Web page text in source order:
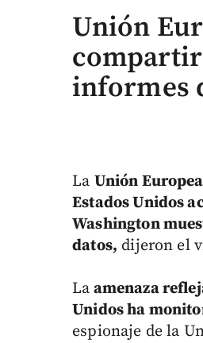
Unión
compartir
informes
La Unión Europea
Estados Unidos
Washington
datos, dijeron el
La amenaza
Unidos ha
espionaje de la